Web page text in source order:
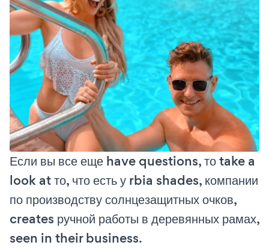
Если вы все еще have questions, то take a
look at то, что есть у rbia shades, компании
по производству солнцезащитных очков,
creates ручной работы в деревянных рамах,
seen in their business.